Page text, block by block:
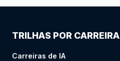
TRILHAS POR CARREIRA
Carreiras de IA